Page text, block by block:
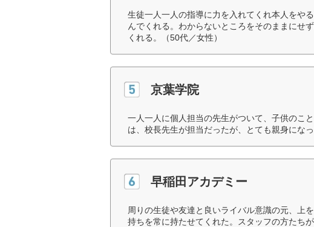
生徒一人一人の指導に力を入れてくれ本人をや
んでくれる。わからないところをそのままにせ
くれる。（50代／女性）
京葉学院
一人一人に個人担当の先生がついて、子供のこ
は、校長先生が担当だったが、とても親身にな
早稲田アカデミー
周りの生徒や友達と良いライバル意識の元、上
持ちを常に持たせてくれた。スタッフの方たち